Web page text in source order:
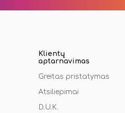
Klientų
aptarnavimas
Greitas pristatymas
Atsiliepimai
D.U.K.